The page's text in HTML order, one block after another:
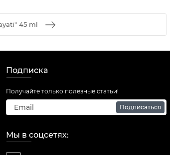
45 ml
Подписка
Получайте только полезные статьи!
Подписаться
Мы в соцсетях: